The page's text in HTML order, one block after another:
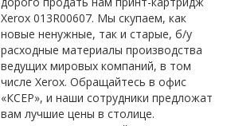
Xerox 013R00607. Мы скупаем, как
новые ненужные, так и старые, б/у
расходные материалы производства
ведущих мировых компаний, в том
числе Xerox. Обращайтесь в офис
«КСЕР», и наши сотрудники предложат
вам лучшие цены в столице.